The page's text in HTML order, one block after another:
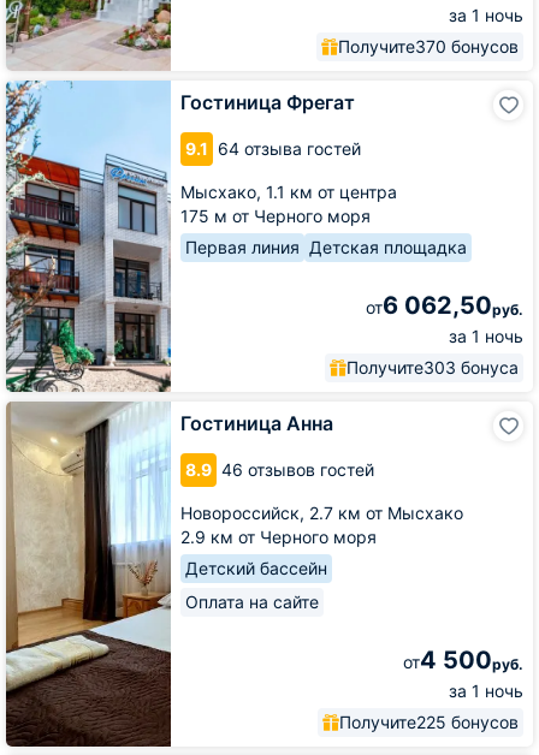
за 1 ночь
Получите370 бонусов
Гостиница Фрегат
9.1 64 отзыва гостей
Мысхако, 1.1 км от центра
175 м от Черного моря
Первая линия Детская площадка
от6 062,50руб.
за 1 ночь
Получите303 бонуса
Гостиница
Фрегат
Гостиница Анна
8.9 46 отзывов гостей
Новороссийск, 2.7 км от Мысхако
2.9 км от Черного моря
Детский бассейн
Оплата на сайте
от4 500руб.
за 1 ночь
Получите225 бонусов
Гостиница
Анна